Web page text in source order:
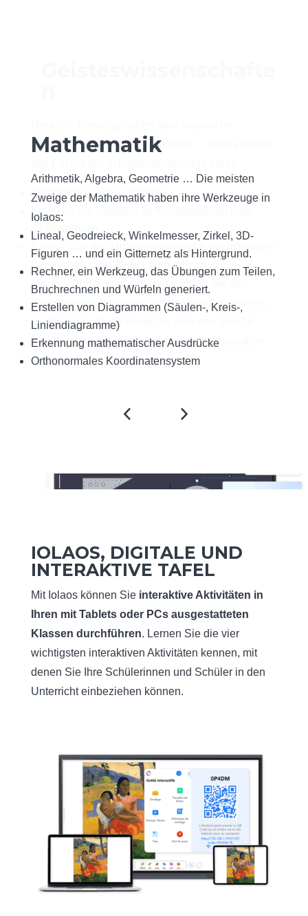
Sprachen, Geschichte, Erdkunde … Iolaos hat für
Erstellen Sie eine Zeitleiste
Erstellen Sie Tabellen für Konjugationen oder
Deklinationen
Passen Sie den Hintergrund einer Folie mit einem
Karomuster oder einer Landkarte an …
Mit dem Plastischen Reader können Sie das
Hörverstehen trainieren, Wörter farbig markieren,
ein Bildwörterbuch benutzen oder den Text für
Schüler mit Legasthenieproblemen umgestalten
…
Mathematik
Arithmetik, Algebra, Geometrie … Die meisten
Zweige der Mathematik haben ihre Werkzeuge in
Iolaos:
Lineal, Geodreieck, Winkelmesser, Zirkel, 3D-
Figuren … und ein Gitternetz als Hintergrund.
Rechner, ein Werkzeug, das Übungen zum Teilen,
Bruchrechnen und Würfeln generiert.
Erstellen von Diagrammen (Säulen-, Kreis-,
Liniendiagramme)
Erkennung mathematischer Ausdrücke
Orthonormales Koordinatensystem
Naturwissenschaften
Iolaos stellt Naturwissenschaftlern einige
unentbehrliche Elemente des Physik- oder
Chemieunterrichts zur Verfügung:
Ein Werkzeug zur Erforschung jedes einzelnen
Planeten unseres Sonnensystems
Ein Periodensystem
Die atomare Struktur der Elemente
IOLAOS, DIGITALE UND
INTERAKTIVE TAFEL
Mit Iolaos können Sie interaktive Aktivitäten in
Ihren mit Tablets oder PCs ausgestatteten
Klassen durchführen. Lernen Sie die vier
wichtigsten interaktiven Aktivitäten kennen, mit
denen Sie Ihre Schülerinnen und Schüler in den
Unterricht einbeziehen können.